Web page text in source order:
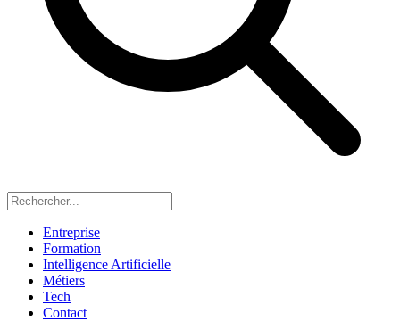
Entreprise
Formation
Intelligence Artificielle
Métiers
Tech
Contact